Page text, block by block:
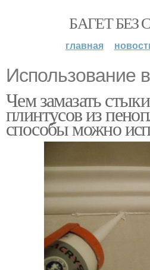
БАГЕТ БЕЗ
главная
Использование
Чем замазать
плинтусов из
способы можно